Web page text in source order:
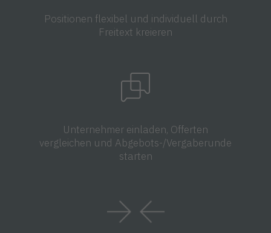
Positionen flexibel und individuell durch
Freitext kreieren
Unternehmer einladen, Offerten
vergleichen und Abgebots-/Vergaberunde
starten